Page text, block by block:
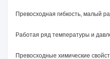
Превосходная гибкость, малый
Работая ряд температуры и
Превосходные химические